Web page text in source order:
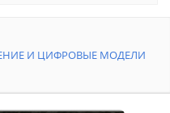
И ЦИФРОВЫЕ МОДЕЛИ